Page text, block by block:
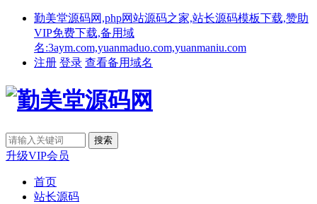
勤美堂源码网,php网站源码之家,站长源码模板下载,赞助
VIP免费下载,备用域
名:3aym.com,yuanmaduo.com,yuanmaniu.com
注册 登录 查看备用域名
升级VIP会员
首页
站长源码